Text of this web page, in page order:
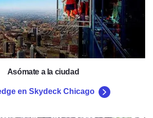
Asómate a la ciudad
en Skydeck Chicago